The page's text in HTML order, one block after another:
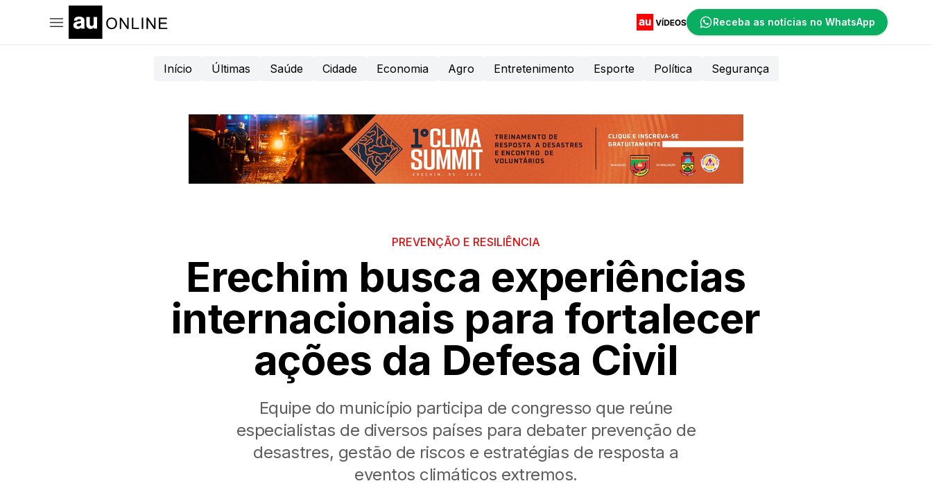
Receba as notícias no WhatsApp
Início Últimas Saúde Cidade Economia Agro Entretenimento Esporte Política Segurança
PREVENÇÃO E RESILIÊNCIA
Erechim busca experiências
internacionais para fortalecer
ações da Defesa Civil
Equipe do município participa de congresso que reúne
especialistas de diversos países para debater prevenção de
desastres, gestão de riscos e estratégias de resposta a
eventos climáticos extremos.